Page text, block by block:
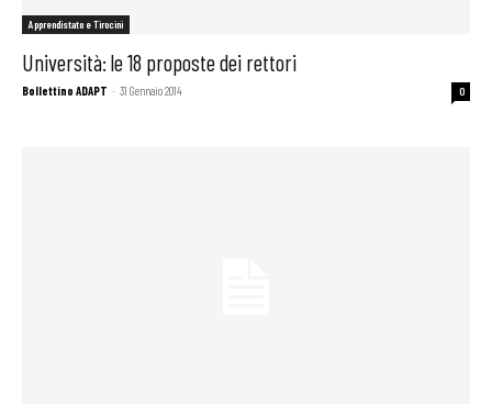
Apprendistato e Tirocini
Università: le 18 proposte dei rettori
Bollettino ADAPT - 31 Gennaio 2014 0